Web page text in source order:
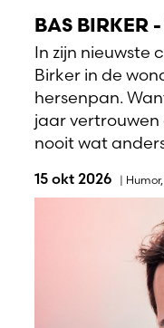
BAS BIRKER
In zijn nieuwste
Birker in de
hersenpan.
jaar
nooit wat
15 okt 2026 | Humor,